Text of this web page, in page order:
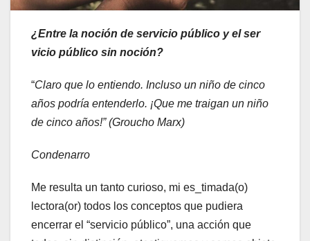
¿Entre la noción de servicio público y el ser
vicio público sin noción?
“Claro que lo entiendo. Incluso un niño de cinco
años podría entenderlo. ¡Que me traigan un niño
de cinco años!” (Groucho Marx)
Condenarro
Me resulta un tanto curioso, mi es_timada(o)
lectora(or) todos los conceptos que pudiera
encerrar el “servicio público”, una acción que